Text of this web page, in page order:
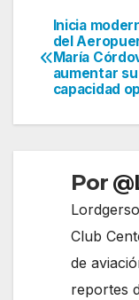
de
entradas
Inicia
del
María
aumentar su
capacidad
Por
Club
de
reportes